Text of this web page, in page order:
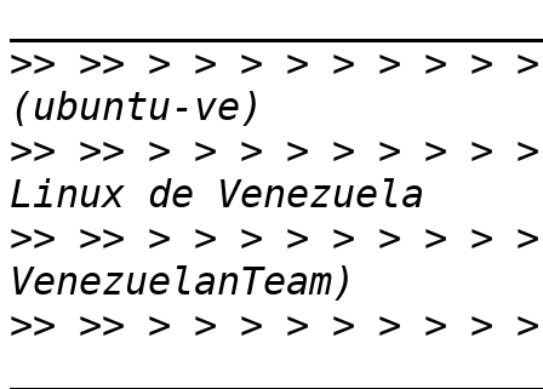
>> >> > > > > > > > >
>> >> > > > > > > > >
>> >> > > > > > > > >
>> >> > > > > > > > >